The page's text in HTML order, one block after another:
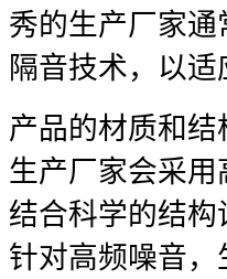
秀的生产厂家
隔音技术，以适
产品的材质和
生产厂家会采
结合科学的结
针对高频噪音